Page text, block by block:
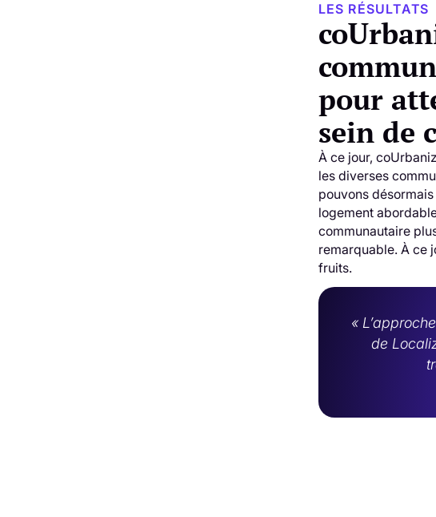
LES RÉSULTATS
pour
sein de
À ce jour,
les diverses
pouvons
logement
communautaire
remarquable. À ce
fruits.
«
de